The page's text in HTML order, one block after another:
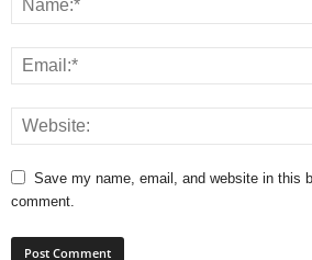
Save my name, email, and website in this
comment.